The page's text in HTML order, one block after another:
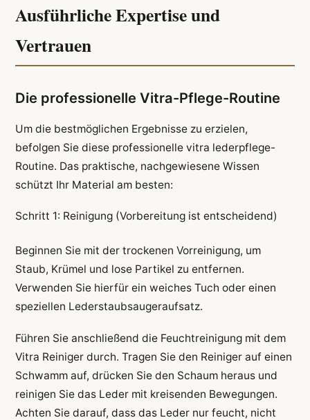
Ausführliche Expertise und
Vertrauen
Die professionelle Vitra-Pflege-Routine
Um die bestmöglichen Ergebnisse zu erzielen,
befolgen Sie diese professionelle vitra lederpflege-
Routine. Das praktische, nachgewiesene Wissen
schützt Ihr Material am besten:
Schritt 1: Reinigung (Vorbereitung ist entscheidend)
Beginnen Sie mit der trockenen Vorreinigung, um
Staub, Krümel und lose Partikel zu entfernen.
Verwenden Sie hierfür ein weiches Tuch oder einen
speziellen Lederstaubsaugeraufsatz.
Führen Sie anschließend die Feuchtreinigung mit dem
Vitra Reiniger durch. Tragen Sie den Reiniger auf einen
Schwamm auf, drücken Sie den Schaum heraus und
reinigen Sie das Leder mit kreisenden Bewegungen.
Achten Sie darauf, dass das Leder nur feucht, nicht